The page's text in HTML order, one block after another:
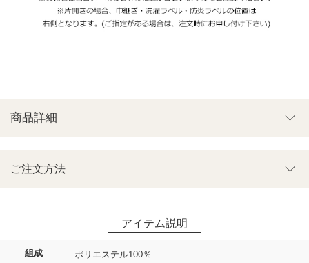
組成 ポリエステル100％
ご注文方法
商品詳細